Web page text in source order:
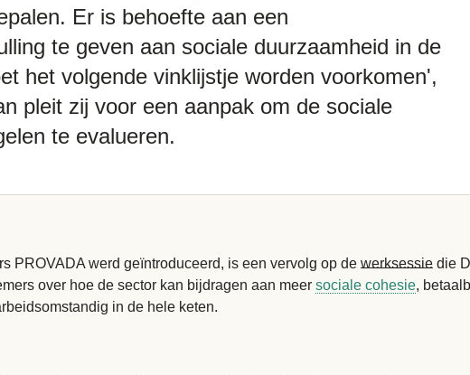
Er is behoefte aan een
te geven aan sociale duurzaamheid in de
het volgende vinklijstje worden voorkomen',
pleit zij voor een aanpak om de sociale
te evalueren.
PROVADA werd geïntroduceerd, is een vervolg op de werksessie die
over hoe de sector kan bijdragen aan meer sociale cohesie,
in de hele keten.